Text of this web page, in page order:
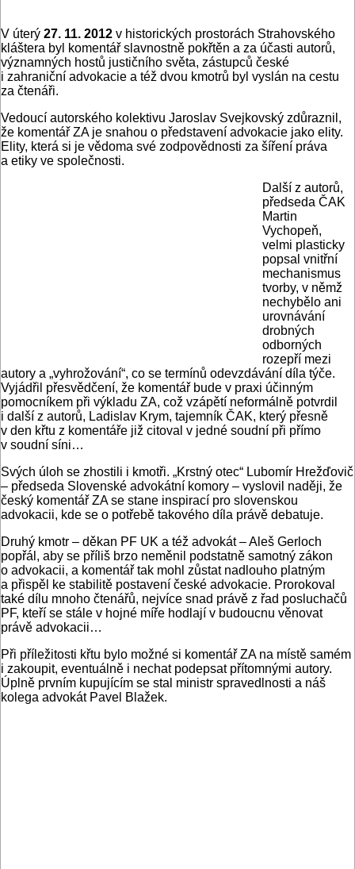
V úterý 27. 11. 2012 v historických prostorách Strahovského
kláštera byl komentář slavnostně pokřtěn a za účasti autorů,
významných hostů justičního světa, zástupců české
i zahraniční advokacie a též dvou kmotrů byl vyslán na cestu
za čtenáři.
Vedoucí autorského kolektivu Jaroslav Svejkovský zdůraznil,
že komentář ZA je snahou o představení advokacie jako elity.
Elity, která si je vědoma své zodpovědnosti za šíření práva
a etiky ve společnosti.
Další z autorů,
předseda ČAK
Martin
Vychopeň,
velmi plasticky
popsal vnitřní
mechanismus
tvorby, v němž
nechybělo ani
urovnávání
drobných
odborných
rozepří mezi
autory a „vyhrožování“, co se termínů odevzdávání díla týče.
Vyjádřil přesvědčení, že komentář bude v praxi účinným
pomocníkem při výkladu ZA, což vzápětí neformálně potvrdil
i další z autorů, Ladislav Krym, tajemník ČAK, který přesně
v den křtu z komentáře již citoval v jedné soudní při přímo
v soudní síni…
Svých úloh se zhostili i kmotři. „Krstný otec“ Lubomír Hrežďovič
– předseda Slovenské advokátní komory – vyslovil naději, že
český komentář ZA se stane inspirací pro slovenskou
advokacii, kde se o potřebě takového díla právě debatuje.
Druhý kmotr – děkan PF UK a též advokát – Aleš Gerloch
popřál, aby se příliš brzo neměnil podstatně samotný zákon
o advokacii, a komentář tak mohl zůstat nadlouho platným
a přispěl ke stabilitě postavení české advokacie. Prorokoval
také dílu mnoho čtenářů, nejvíce snad právě z řad posluchačů
PF, kteří se stále v hojné míře hodlají v budoucnu věnovat
právě advokacii…
Při příležitosti křtu bylo možné si komentář ZA na místě samém
i zakoupit, eventuálně i nechat podepsat přítomnými autory.
Úplně prvním kupujícím se stal ministr spravedlnosti a náš
kolega advokát Pavel Blažek.